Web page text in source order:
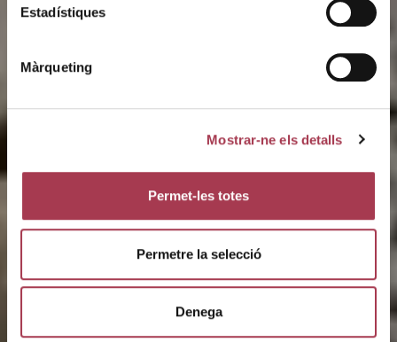
Estadístiques
Màrqueting
Mostrar-ne els detalls
Permet-les totes
Permetre la selecció
Denega
De la vigne à la cave, de la formation à la
qui possède une infinité de liens avec